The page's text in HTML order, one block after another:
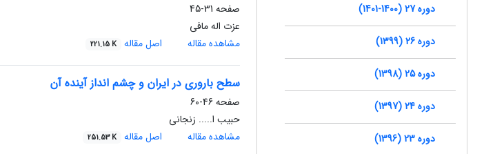
صفحه 31-45
عزت اله مافی
مشاهده مقاله
اصل مقاله 221.15 K
سطح باروری در ایران و چشم انداز آینده آن
صفحه 46-60
حبیب ا..... زنجانی
مشاهده مقاله
اصل مقاله 251.53 K
دوره 27 (1400-1401)
دوره 26 (1399)
دوره 25 (1398)
دوره 24 (1397)
دوره 23 (1396)